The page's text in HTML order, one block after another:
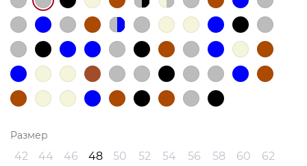
Размер
42 44 46 48 50 52 54 56 58 60 62